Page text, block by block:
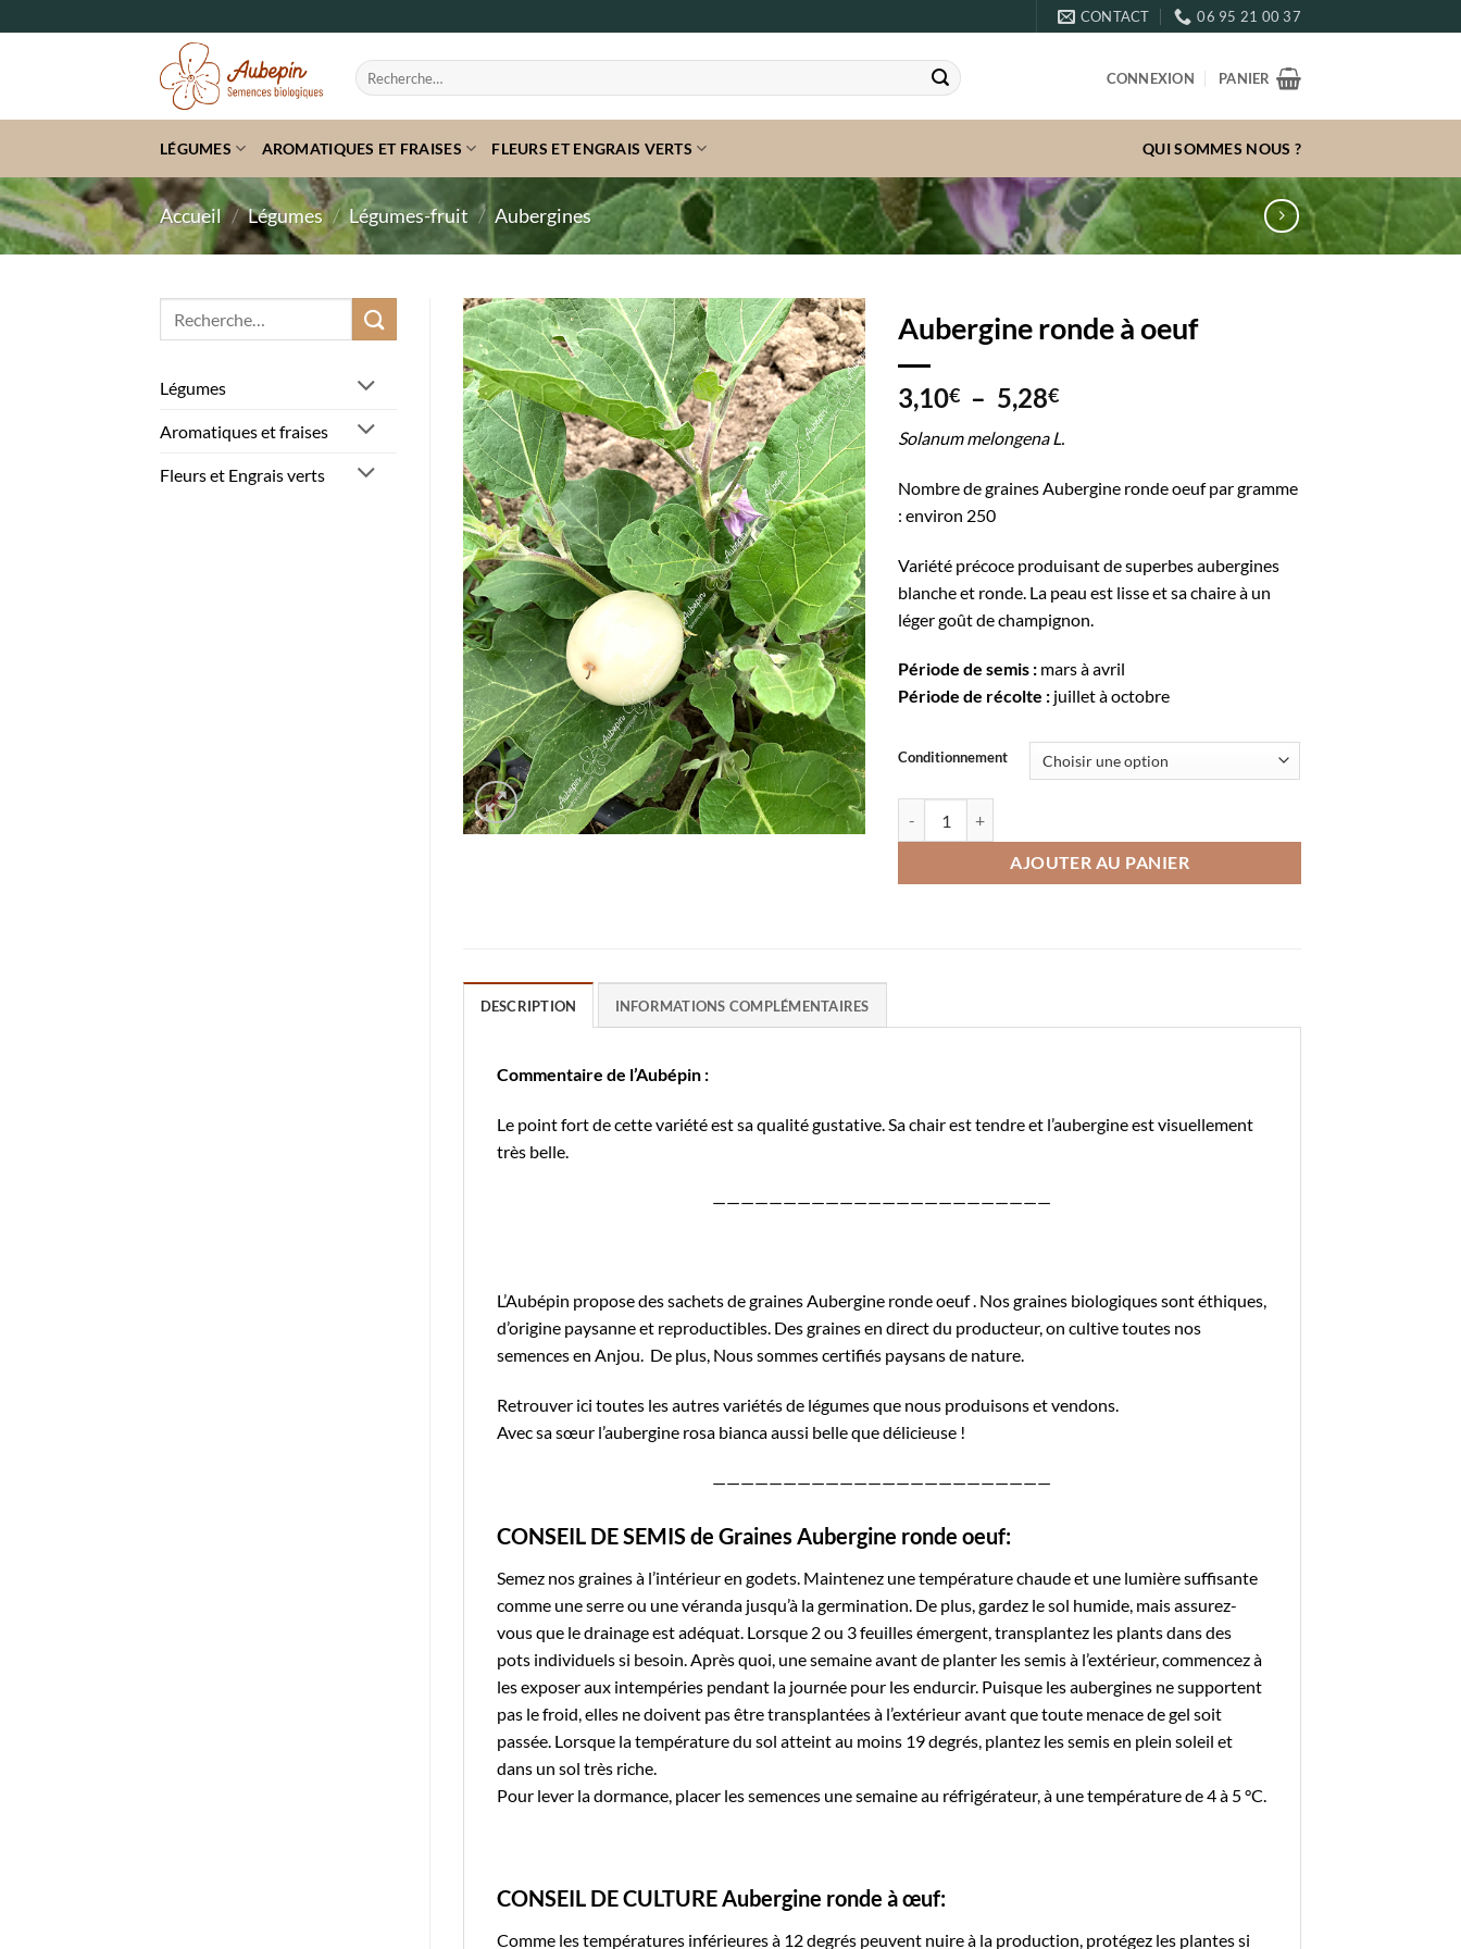
au
CONTACT 06 95 21 00 37
Recherche
pour :
CONNEXION PANIER
LÉGUMES AROMATIQUES ET FRAISES FLEURS ET ENGRAIS VERTS QUI SOMMES NOUS ?
Accueil / Légumes / Légumes-fruit / Aubergines
Légumes
Aromatiques et fraises
Fleurs et Engrais verts
Aubergine ronde à oeuf
3,10€ – 5,28€Plage
prix :
3,10€
à
Solanum melongena L.
Nombre de graines Aubergine ronde oeuf par gramme
: environ 250
Variété précoce produisant de superbes aubergines
blanche et ronde. La peau est lisse et sa chaire à un
léger goût de champignon.
Période de semis : mars à avril
Période de récolte : juillet à octobre
Conditionnement
AJOUTER AU PANIER
DESCRIPTION INFORMATIONS COMPLÉMENTAIRES
Commentaire de l’Aubépin :
Le point fort de cette variété est sa qualité gustative. Sa chair est tendre et l’aubergine est visuellement
très belle.
————————————————————————
L’Aubépin propose des sachets de graines Aubergine ronde oeuf . Nos graines biologiques sont éthiques,
d’origine paysanne et reproductibles. Des graines en direct du producteur, on cultive toutes nos
semences en Anjou. De plus, Nous sommes certifiés paysans de nature.
Retrouver ici toutes les autres variétés de légumes que nous produisons et vendons.
Avec sa sœur l’aubergine rosa biancaaussi belle que délicieuse !
————————————————————————
CONSEIL DE SEMIS de Graines Aubergine ronde oeuf:
Semez nos graines à l’intérieur en godets. Maintenez une température chaude et une lumière suffisante
comme une serre ou une véranda jusqu’à la germination. De plus, gardez le sol humide, mais assurez-
vous que le drainage est adéquat. Lorsque 2 ou 3 feuilles émergent, transplantez les plants dans des
pots individuels si besoin. Après quoi, une semaine avant de planter les semis à l’extérieur, commencez à
les exposer aux intempéries pendant la journée pour les endurcir. Puisque les aubergines ne supportent
pas le froid, elles ne doivent pas être transplantées à l’extérieur avant que toute menace de gel soit
passée. Lorsque la température du sol atteint au moins 19 degrés, plantez les semis en plein soleil et
dans un sol très riche.
Pour lever la dormance, placer les semences une semaine au réfrigérateur, à une température de 4 à 5 °C.
CONSEIL DE CULTURE Aubergine ronde à œuf:
Comme les températures inférieures à 12 degrés peuvent nuire à la production, protégez les plantes si